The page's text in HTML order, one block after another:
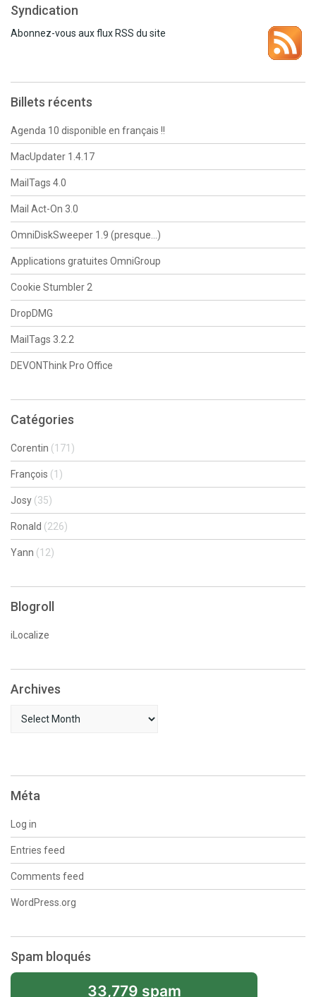
Syndication
Abonnez-vous aux flux RSS du site
Billets récents
Agenda 10 disponible en français !!
MacUpdater 1.4.17
MailTags 4.0
Mail Act-On 3.0
OmniDiskSweeper 1.9 (presque…)
Applications gratuites OmniGroup
Cookie Stumbler 2
DropDMG
MailTags 3.2.2
DEVONThink Pro Office
Catégories
Corentin (171)
François (1)
Josy (35)
Ronald (226)
Yann (12)
Blogroll
iLocalize
Archives
Méta
Log in
Entries feed
Comments feed
WordPress.org
Spam bloqués
33,779 spam